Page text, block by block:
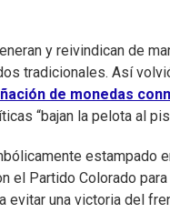
y reivindican de
tradicionales. Así
de monedas
“bajan la pelota al
estampado
el Partido Colorado
evitar una victoria del